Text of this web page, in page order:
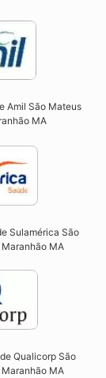
Amil São Mateus
MA
Sulamérica São
MA
Qualicorp São
MA​